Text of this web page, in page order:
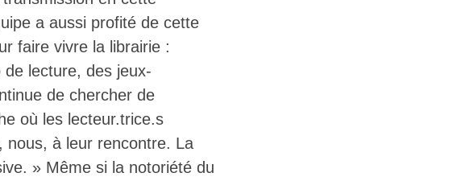
a aussi profité de cette
faire vivre la librairie :
lecture, des jeux-
de chercher de
où les lecteur.trice.s
nous, à leur rencontre. La
» Même si la notoriété du